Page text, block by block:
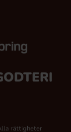
rättigheter